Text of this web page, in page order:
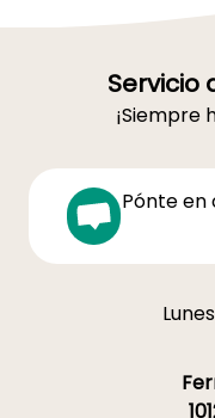
Servicio
¡Siempre
Pónte en